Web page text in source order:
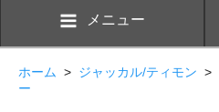
メニュー
ホーム > ジャッカル/ティモン >
ー